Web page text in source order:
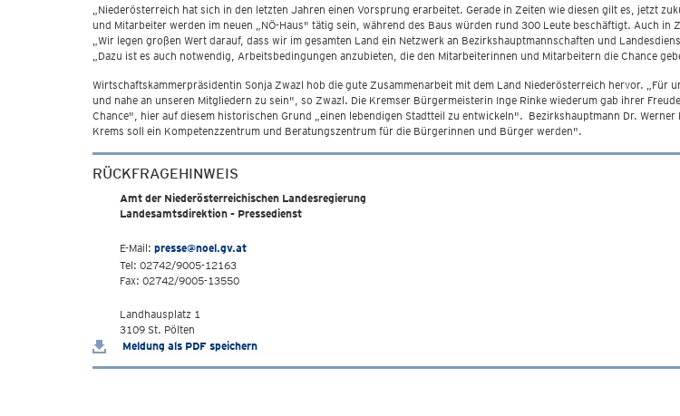
„Niederösterreich hat sich in den letzten Jahren einen Vorsprung erarbeitet. Gerade in Zeiten wie diesen gilt es, jetzt
und Mitarbeiter werden im neuen „NÖ-Haus" tätig sein, während des Baus würden rund 300 Leute beschäftigt. Auch
„Wir legen großen Wert darauf, dass wir im gesamten Land ein Netzwerk an Bezirkshauptmannschaften und
„Dazu ist es auch notwendig, Arbeitsbedingungen anzubieten, die den Mitarbeiterinnen und Mitarbeitern die Chance
Wirtschaftskammerpräsidentin Sonja Zwazl hob die gute Zusammenarbeit mit dem Land Niederösterreich hervor.
und nahe an unseren Mitgliedern zu sein", so Zwazl. Die Kremser Bürgermeisterin Inge Rinke wiederum gab ihrer
Chance", hier auf diesem historischen Grund „einen lebendigen Stadtteil zu entwickeln". Bezirkshauptmann Dr.
Krems soll ein Kompetenzzentrum und Beratungszentrum für die Bürgerinnen und Bürger werden".
RÜCKFRAGEHINWEIS
Amt der Niederösterreichischen Landesregierung
Landesamtsdirektion - Pressedienst
E-Mail: presse@noel.gv.at
Tel: 02742/9005-12163
Fax: 02742/9005-13550
Landhausplatz 1
3109 St. Pölten
Meldung als PDF speichern